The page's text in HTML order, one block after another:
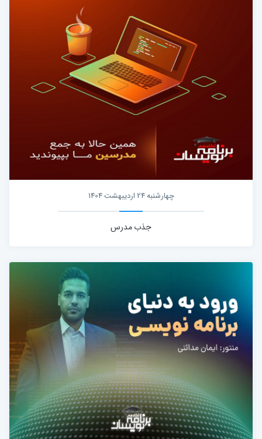
چهارشنبه 24 اردیبهشت 1404
جذب مدرس